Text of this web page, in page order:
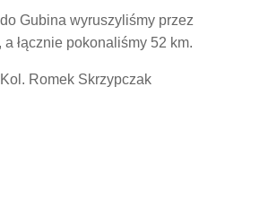
Gubina wyruszyliśmy przez
łącznie pokonaliśmy 52 km.
Romek Skrzypczak